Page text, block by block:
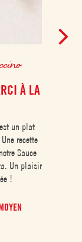
À LA
un plat
recette
Sauce
Un plaisir
!